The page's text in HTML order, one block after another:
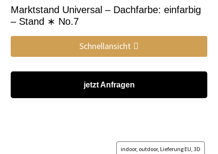
Marktstand Universal – Dachfarbe: einfarbig
– Stand ∗ No.7
Schnellansicht
jetzt Anfragen
indoor, outdoor, Lieferung EU, 3D